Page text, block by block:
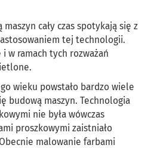
cały czas spotykają się z
tej technologii.
w ramach tych rozważań
wieku powstało bardzo wiele
budową maszyn. Technologia
nie była wówczas
proszkowymi zaistniało
malowanie farbami